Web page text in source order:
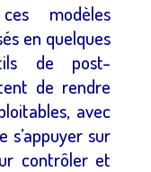
modèles
en quelques
de post-
de rendre
avec
s’appuyer sur
contrôler et